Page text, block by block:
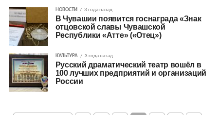
НОВОСТИ 3 года назад
В Чувашии появится госнаграда «Знак
отцовской славы Чувашской
Республики «Атте» («Отец»)
КУЛЬТУРА 3 года назад
Русский драматический театр вошёл в
100 лучших предприятий и организаций
России